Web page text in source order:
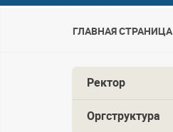
ГЛАВНАЯ СТРАНИЦА
Ректор
Оргструктура